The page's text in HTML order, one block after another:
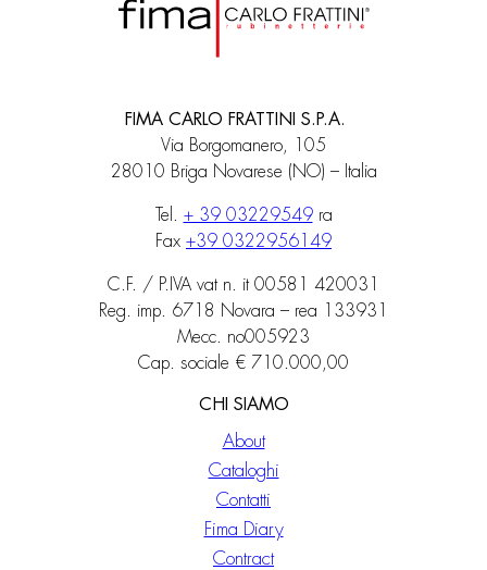
FIMA CARLO FRATTINI S.P.A.
Via Borgomanero, 105
28010 Briga Novarese (NO) – Italia
Tel. + 39 03229549ra
Fax +39 0322956149
C.F. / P.IVA vat n. it 00581 420031
Reg. imp. 6718 Novara – rea 133931
Mecc. no005923
Cap. sociale € 710.000,00
CHI SIAMO
About
Cataloghi
Contatti
Fima Diary
Contract